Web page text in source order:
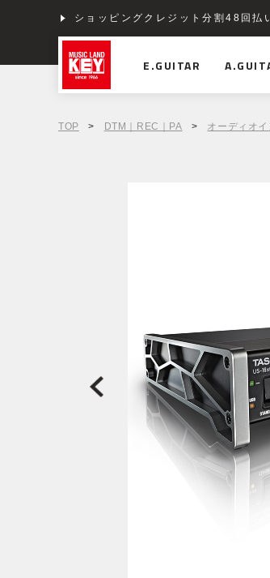
ショッピングクレジット分割48回払
E.GUITAR
TOP > DTM｜REC｜PA > オーディオ